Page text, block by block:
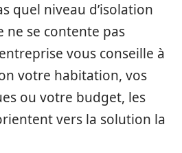
quel niveau d’isolation
ne se contente pas
vous conseille à
votre habitation, vos
ou votre budget, les
vers la solution la